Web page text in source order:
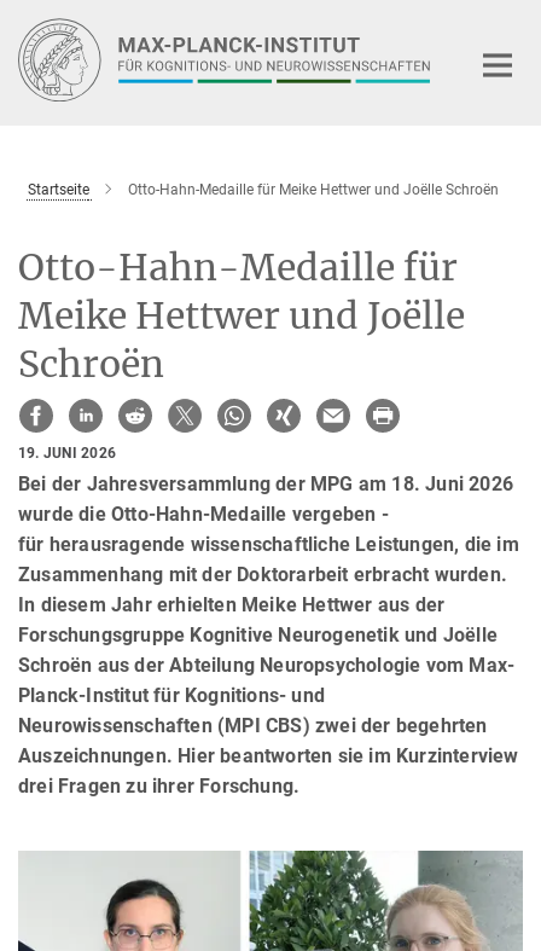
Hauptinhalt
Startseite Otto-Hahn-Medaille für Meike Hettwer und Joëlle Schroën
Otto-Hahn-Medaille für
Meike Hettwer und Joëlle
Schroën
19. JUNI 2026
Bei der Jahresversammlung der MPG am 18. Juni 2026
wurde die Otto-Hahn-Medaille vergeben -
für herausragende wissenschaftliche Leistungen, die im
Zusammenhang mit der Doktorarbeit erbracht wurden.
In diesem Jahr erhielten Meike Hettwer aus der
Forschungsgruppe Kognitive Neurogenetik und Joëlle
Schroën aus der Abteilung Neuropsychologie vom Max-
Planck-Institut für Kognitions- und
Neurowissenschaften (MPI CBS) zwei der begehrten
Auszeichnungen. Hier beantworten sie im Kurzinterview
drei Fragen zu ihrer Forschung.